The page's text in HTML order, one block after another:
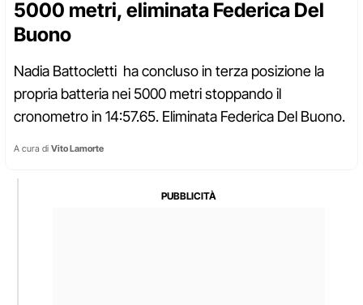
5000 metri, eliminata Federica Del
Buono
Nadia Battocletti ha concluso in terza posizione la
propria batteria nei 5000 metri stoppando il
cronometro in 14:57.65. Eliminata Federica Del Buono.
A cura di Vito Lamorte